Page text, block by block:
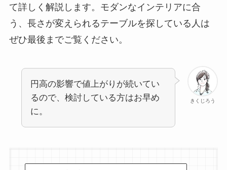
て詳しく解説します。モダンなインテリアに合
う、長さが変えられるテーブルを探している人は
ぜひ最後までご覧ください。
きくじろう
円高の影響で値上がりが続いてい
るので、検討している方はお早め
に。